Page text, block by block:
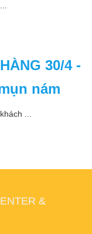
30/4 -
nám
...
&